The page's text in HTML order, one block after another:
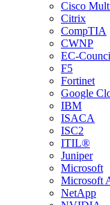
Cisco
Citrix
CompTIA
CWNP
EC-
F5
Fortinet
Google
IBM
ISACA
ISC2
ITIL®
Juniper
Microsoft
Microsoft
NetApp